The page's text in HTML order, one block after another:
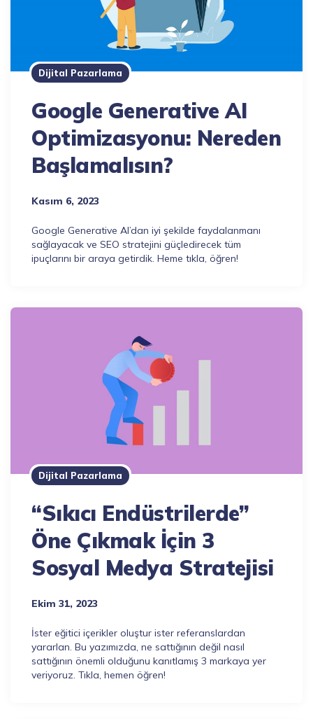
Dijital Pazarlama
Google Generative AI
Optimizasyonu: Nereden
Başlamalısın?
Kasım 6, 2023
Google Generative AI’dan iyi şekilde faydalanmanı
sağlayacak ve SEO stratejini güçledirecek tüm
ipuçlarını bir araya getirdik. Heme tıkla, öğren!
Dijital Pazarlama
“Sıkıcı Endüstrilerde”
Öne Çıkmak İçin 3
Sosyal Medya Stratejisi
Ekim 31, 2023
İster eğitici içerikler oluştur ister referanslardan
yararlan. Bu yazımızda, ne sattığının değil nasıl
sattığının önemli olduğunu kanıtlamış 3 markaya yer
veriyoruz. Tıkla, hemen öğren!